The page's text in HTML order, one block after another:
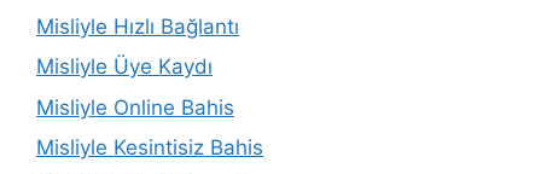
Misliyle Hızlı Bağlantı
Misliyle Üye Kaydı
Misliyle Online Bahis
Misliyle Kesintisiz Bahis